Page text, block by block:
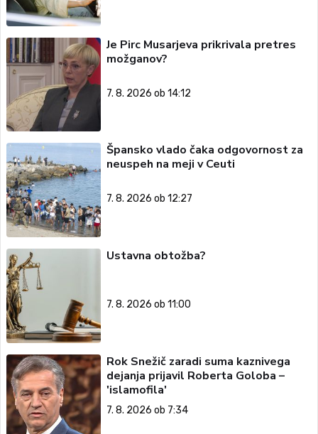
Je Pirc Musarjeva prikrivala pretres
možganov?
7. 8. 2026 ob 14:12
Špansko vlado čaka odgovornost za
neuspeh na meji v Ceuti
7. 8. 2026 ob 12:27
Ustavna obtožba?
7. 8. 2026 ob 11:00
Rok Snežič zaradi suma kaznivega
dejanja prijavil Roberta Goloba –
'islamofila'
7. 8. 2026 ob 7:34